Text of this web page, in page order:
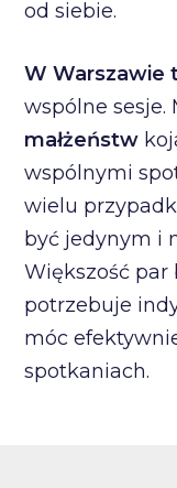
od siebie.
W Warszawie
wspólne
małżeństw
wspólnymi
wielu
być jedynym i
Większość par
potrzebuje
móc
spotkaniach.